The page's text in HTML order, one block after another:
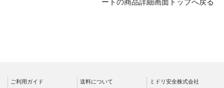
ご利用ガイド
送料について
ミドリ安全株式会社